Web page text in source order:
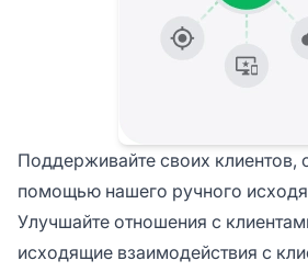
Поддерживайте своих клиентов,
помощью нашего ручного
Улучшайте отношения с
исходящие взаимодействия с